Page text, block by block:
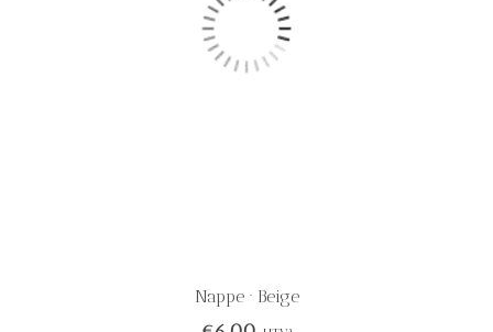
Nappe · Beige